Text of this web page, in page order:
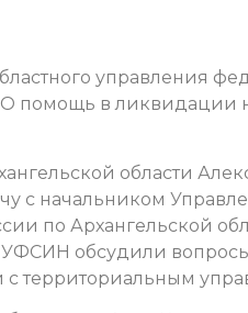
управления
помощь в ликвидации
области
с начальником
по Архангельской
обсудили
с территориальным